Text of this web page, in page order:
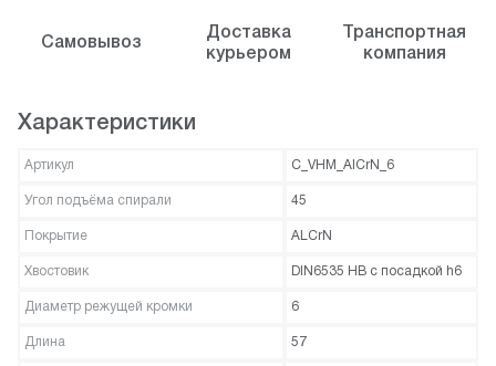
Самовывоз
Доставка
курьером
Транспортная
компания
Характеристики
Артикул C_VHM_AICrN_6
Угол подъёма спирали 45
Покрытие ALCrN
Хвостовик DIN6535 HB с посадкой h6
Диаметр режущей кромки 6
Длина 57